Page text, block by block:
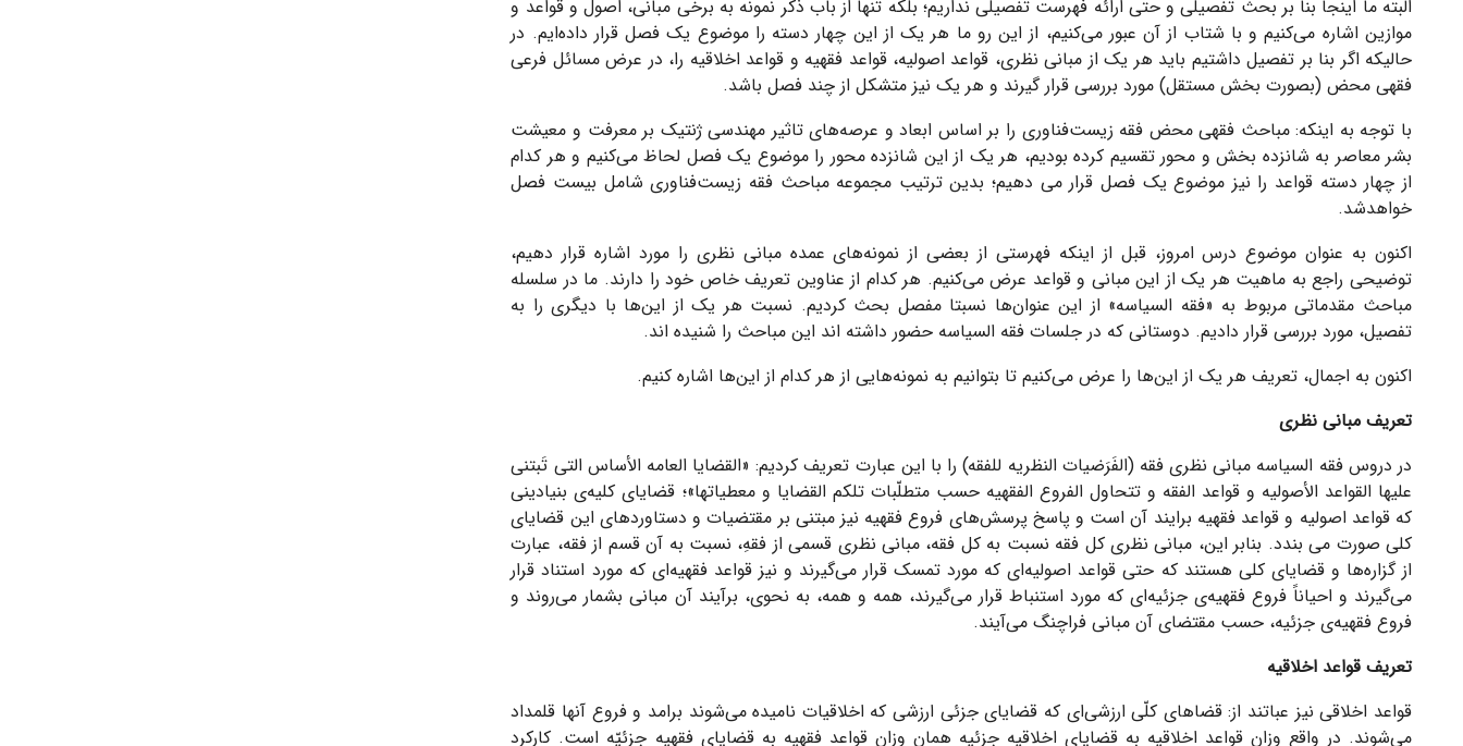
البته ما اینجا بنا بر بحث تفصیلی و حتی ارائه فهرست تفصیلی نداریم؛ بلکه تنها از باب ذکر نمونه ‌به برخی مبانی، اصول و قواعد و
موازین اشاره می‌کنیم و با شتاب از آن عبور می‌کنیم، از این رو ما هر یک از این چهار دسته را موضوع یک فصل قرار داده‌ایم. در
حالیکه اگر بنا بر تفصیل داشتیم باید هر یک از مبانی نظری، قواعد اصولیه، قواعد فقهیه و قواعد اخلاقیه را، در عرض مسائل فرعی
فقهی محض (بصورت بخش مستقل) مورد بررسی قرار گیرند و هر یک نیز متشکل از چند فصل باشد.
با توجه به اینکه:مباحث فقهی محض فقه زیست‌فناوری را بر اساس ابعاد و عرصه‌های تاثیر مهندسی ژنتیک بر معرفت و معیشت
بشر معاصر به شانزده بخش و محور تقسیم کرده بودیم، هر یک از این شانزده محور را موضوع یک فصل لحاظ می‌کنیم و هر کدام
از چهار دسته قواعد را نیز موضوع یک فصل قرار می دهیم؛ بدین ترتیب مجموعه مباحث فقه زیست‌فناوری شامل بیست فصل
خواهدشد.
اکنون به عنوان موضوع درس امروز، قبل از اینکه فهرستی از بعضی از نمونه‌های عمده مبانی نظری را مورد اشاره قرار دهیم،
توضیحی راجع به ماهیت هر یک از این مبانی و قواعد عرض می‌کنیم. هر کدام از عناوین تعریف خاص خود را دارند. ما در سلسله
مباحث مقدماتی مربوط به «فقه السیاسه» از این عنوان‌ها نسبتا مفصل بحث کردیم. نسبت هر یک از این‌ها با دیگری را به
تفصیل، مورد بررسی قرار دادیم. دوستانی که در جلسات فقه السیاسه حضور داشته اند این مباحث را شنیده اند.
اکنون به اجمال، تعریف هر یک از این‌ها را عرض می‌کنیم تا بتوانیم به نمونه‌هایی از هر کدام از این‌ها اشاره کنیم.
تعریف مبانی نظری
در دروس فقه السیاسه مبانی نظری فقه (الفَرَضیات النظریه للفقه) را با این عبارت تعریف کردیم: «القضایا العامه الأساس التی تَبتنی
علیها القواعد الأصولیه و قواعد الفقه و تتحاول الفروع الفقهیه حسب متطلّبات تلکم القضایا و معطیاتها»؛ قضایای کلیه‌ی بنیادینی
که قواعد اصولیه و قواعد فقهیه برایند آن است و پاسخ پرسش‌های فروع فقهیه نیز مبتنی بر مقتضیات و دستاوردهای این قضایای
کلی صورت می بندد. بنابر این، مبانی نظری کل فقه نسبت به کل فقه، مبانی نظری قسمی ‌از فقهِ، نسبت به آن قسم از فقه، عبارت
از گزاره‌ها و قضایای کلی هستند که حتی قواعد اصولیه‌ای که مورد تمسک قرار می‌گیرند و نیز قواعد فقهیه‌ای که مورد استناد قرار
می‌گیرند و احیاناً فروع فقهیه‌ی جزئیه‌ای که مورد استنباط قرار می‌گیرند، همه و همه، به نحوی، برآیند آن مبانی بشمار می‌روند و
فروع فقهیه‌ی جزئیه، حسب مقتضای آن مبانی فراچنگ می‌آیند.
تعریف قواعد اخلاقیه
قواعد اخلاقی نیز عباتند از:قضاهای کلّی ارزشی‌ای که قضایای جزئی ارزشی که اخلاقیات نامیده می‌شوند برامد و فروع آنها قلمداد
می‌شوند. در واقع وزان قواعد اخلاقیه به قضایای اخلاقیه جزئیه همان وزان قواعد فقهیه به قضایای فقهیه جزئیّه است. کارکرد